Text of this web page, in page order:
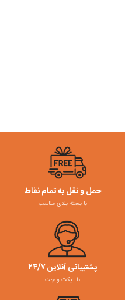
حمل و نقل به تمام نقاط
با بسته بندی مناسب
پشتیبانی آنلاین ۲۴/۷
با تیکت و چت